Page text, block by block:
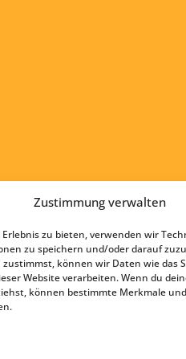
Zustimmung verwalten
zu bieten, verwenden wir
zu speichern und/oder darauf
zustimmst, können wir Daten wie das
Website verarbeiten. Wenn du
können bestimmte Merkmale